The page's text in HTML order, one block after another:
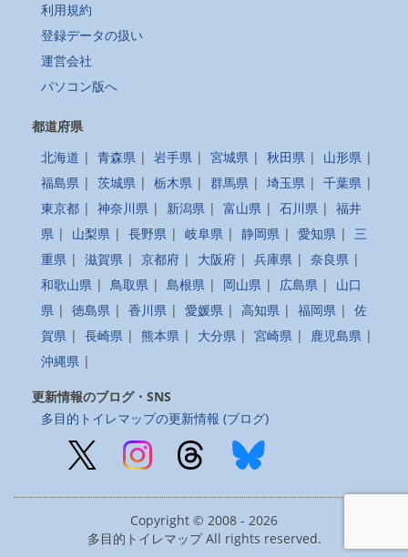
利用規約
登録データの扱い
運営会社
パソコン版へ
都道府県
北海道 | 青森県 | 岩手県 | 宮城県 | 秋田県 | 山形県 |
福島県 | 茨城県 | 栃木県 | 群馬県 | 埼玉県 | 千葉県 |
東京都 | 神奈川県 | 新潟県 | 富山県 | 石川県 | 福井
県 | 山梨県 | 長野県 | 岐阜県 | 静岡県 | 愛知県 | 三
重県 | 滋賀県 | 京都府 | 大阪府 | 兵庫県 | 奈良県 |
和歌山県 | 鳥取県 | 島根県 | 岡山県 | 広島県 | 山口
県 | 徳島県 | 香川県 | 愛媛県 | 高知県 | 福岡県 | 佐
賀県 | 長崎県 | 熊本県 | 大分県 | 宮崎県 | 鹿児島県 |
沖縄県 |
更新情報のブログ・SNS
多目的トイレマップの更新情報 (ブログ)
Copyright © 2008 - 2026
多目的トイレマップ All rights reserved.